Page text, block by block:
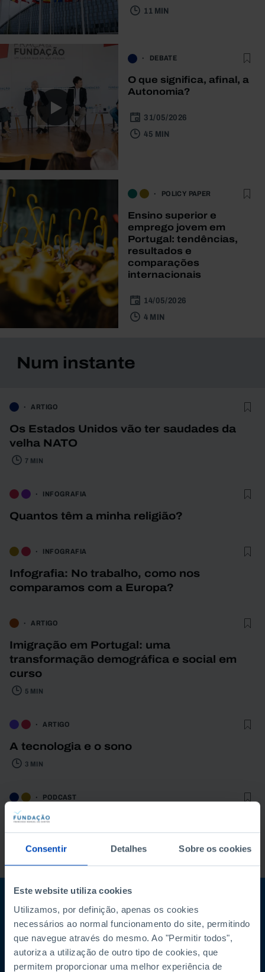
Consentir Detalhes Sobre os cookies
Este website utiliza cookies
Utilizamos, por definição, apenas os cookies
necessários ao normal funcionamento do site, permitindo
que navegue através do mesmo. Ao "Permitir todos",
autoriza a utilização de outro tipo de cookies, que
permitem proporcionar uma melhor experiência de
11 MIN
DEBATE
O que significa, afinal, a
Autonomia?
31/05/2026
45 MIN
POLICY PAPER
Ensino superior e
emprego jovem em
Portugal: tendências,
resultados e
comparações
internacionais
14/05/2026
4 MIN
Num instante
ARTIGO
Os Estados Unidos vão ter saudades da
velha NATO
7 MIN
INFOGRAFIA
Quantos têm a minha religião?
INFOGRAFIA
Infografia: No trabalho, como nos
comparamos com a Europa?
ARTIGO
Imigração em Portugal: uma
transformação demográfica e social em
curso
5 MIN
ARTIGO
A tecnologia e o sono
3 MIN
PODCAST
O que fazer para ganhar mais
competitividade em Portugal e na Europa?
61 MIN
Subscreva a newsletter da Fundação
Mantenha-se a par